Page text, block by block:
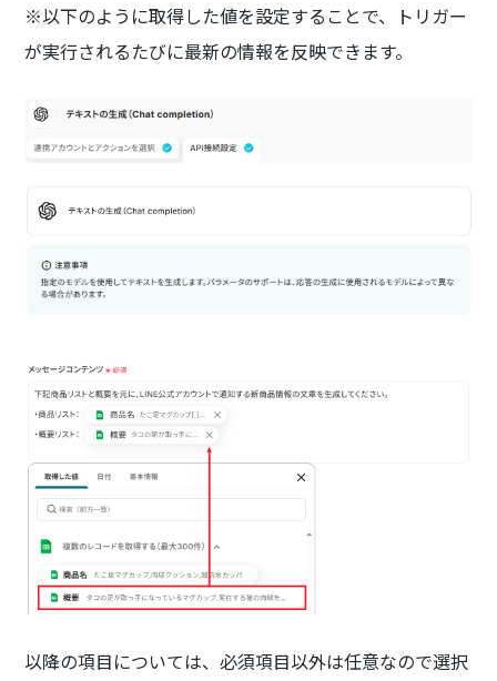
※以下のように取得した値を設定することで、トリガー
が実行されるたびに最新の情報を反映できます。
以降の項目については、必須項目以外は任意なので選択